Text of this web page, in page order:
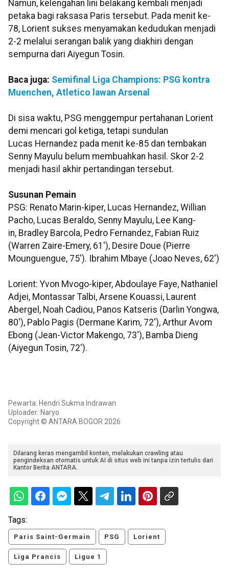
Namun, kelengahan lini belakang kembali menjadi
petaka bagi raksasa Paris tersebut. Pada menit ke-
78, Lorient sukses menyamakan kedudukan menjadi
2-2 melalui serangan balik yang diakhiri dengan
sempurna dari Aiyegun Tosin.
Baca juga: Semifinal Liga Champions: PSG kontra
Muenchen, Atletico lawan Arsenal
Di sisa waktu, PSG menggempur pertahanan Lorient
demi mencari gol ketiga, tetapi sundulan
Lucas Hernandez pada menit ke-85 dan tembakan
Senny Mayulu belum membuahkan hasil. Skor 2-2
menjadi hasil akhir pertandingan tersebut.
Susunan Pemain
PSG: Renato Marin-kiper, Lucas Hernandez, Willian
Pacho, Lucas Beraldo, Senny Mayulu, Lee Kang-
in, Bradley Barcola, Pedro Fernandez, Fabian Ruiz
(Warren Zaire-Emery, 61'), Desire Doue (Pierre
Mounguengue, 75'). Ibrahim Mbaye (Joao Neves, 62')
Lorient: Yvon Mvogo-kiper, Abdoulaye Faye, Nathaniel
Adjei, Montassar Talbi, Arsene Kouassi, Laurent
Abergel, Noah Cadiou, Panos Katseris (Darlin Yongwa,
80'), Pablo Pagis (Dermane Karim, 72'), Arthur Avom
Ebong (Jean-Victor Makengo, 73'), Bamba Dieng
(Aiyegun Tosin, 72').
Pewarta: Hendri Sukma Indrawan
Uploader: Naryo
Copyright © ANTARA BOGOR 2026
Dilarang keras mengambil konten, melakukan crawling atau
pengindeksan otomatis untuk AI di situs web ini tanpa izin tertulis dari
Kantor Berita ANTARA.
Tags:
Paris Saint-Germain PSG Lorient
Liga Prancis Ligue 1